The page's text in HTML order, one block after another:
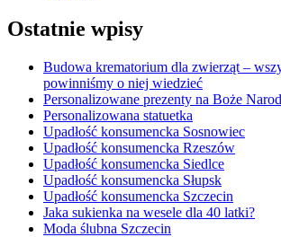
Ostatnie wpisy
Budowa krematorium dla zwierząt –
powinniśmy o niej wiedzieć
Personalizowane prezenty na Boże
Personalizowana statuetka
Upadłość konsumencka Sosnowiec
Upadłość konsumencka Rzeszów
Upadłość konsumencka Siedlce
Upadłość konsumencka Słupsk
Upadłość konsumencka Szczecin
Jaka sukienka na wesele dla 40 latki?
Moda ślubna Szczecin